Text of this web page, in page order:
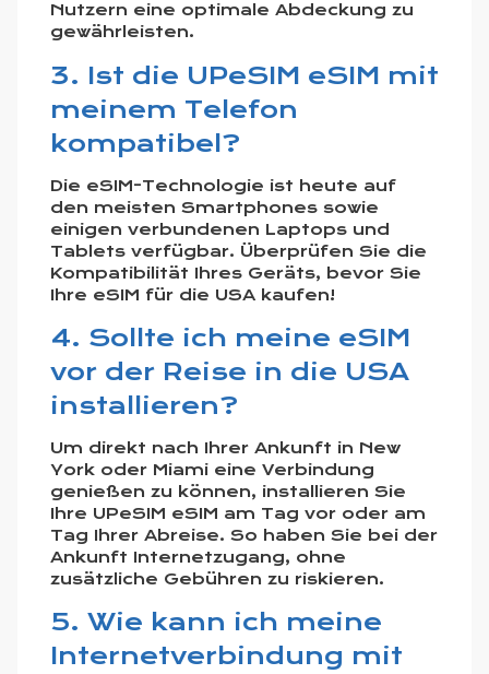
Nutzern eine optimale Abdeckung zu
gewährleisten.
3. Ist die UPeSIM eSIM mit
meinem Telefon
kompatibel?
Die eSIM-Technologie ist heute auf
den meisten Smartphones sowie
einigen verbundenen Laptops und
Tablets verfügbar. Überprüfen Sie die
Kompatibilität Ihres Geräts, bevor Sie
Ihre eSIM für die USA kaufen!
4. Sollte ich meine eSIM
vor der Reise in die USA
installieren?
Um direkt nach Ihrer Ankunft in New
York oder Miami eine Verbindung
genießen zu können, installieren Sie
Ihre UPeSIM eSIM am Tag vor oder am
Tag Ihrer Abreise. So haben Sie bei der
Ankunft Internetzugang, ohne
zusätzliche Gebühren zu riskieren.
5. Wie kann ich meine
Internetverbindung mit